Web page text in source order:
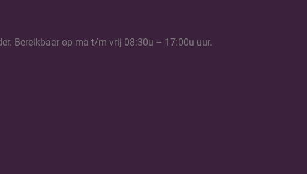
Bereikbaar op ma t/m vrij 08:30u – 17:00u uur.